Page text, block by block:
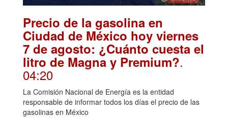
Precio de la gasolina en
Ciudad de México hoy viernes
7 de agosto: ¿Cuánto cuesta el
litro de Magna y Premium?.
04:20
La Comisión Nacional de Energía es la entidad
responsable de informar todos los días el precio de las
gasolinas en México